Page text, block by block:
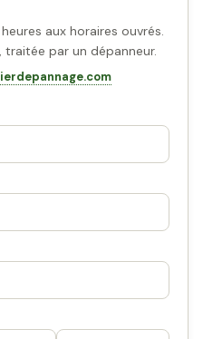
aux horaires ouvrés.
par un dépanneur.